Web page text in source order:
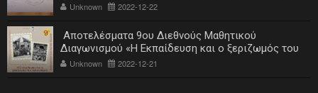
Unknown 2022-12-22
Αποτελέσματα 9ου Διεθνούς Μαθητικού
Διαγωνισμού «Η Εκπαίδευση και ο ξεριζωμός του
ελληνισμού»
Unknown 2022-12-21